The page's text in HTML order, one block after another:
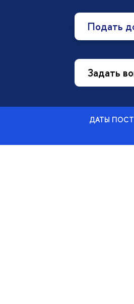
Подать
Задать
ДАТЫ